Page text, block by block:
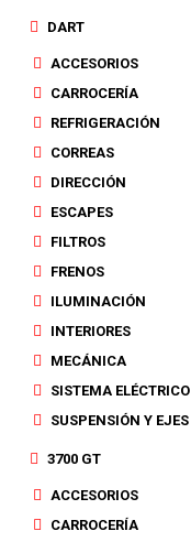
DART
ACCESORIOS
CARROCERÍA
REFRIGERACIÓN
CORREAS
DIRECCIÓN
ESCAPES
FILTROS
FRENOS
ILUMINACIÓN
INTERIORES
MECÁNICA
SISTEMA ELÉCTRICO
SUSPENSIÓN Y EJES
3700 GT
ACCESORIOS
CARROCERÍA